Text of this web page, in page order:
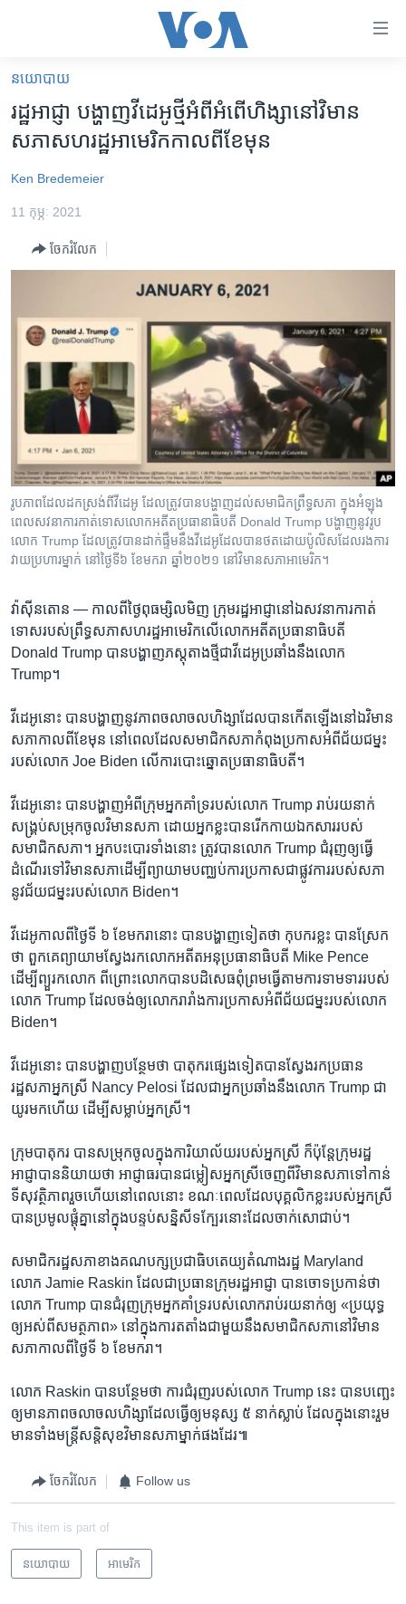
គេហទំព័រ​
ទាក់ទង
រំលង​
និង​
ទំព័រ​
សម្ព័ន្ធ​
និង​
ទៅ​
កាន់​
ទំព័រ​
រក
អន្តរជាតិ
ហេឡូវីអូអេ
កម្ពុជាច្នៃប្រតិដ្ឋ
ទូរទស្សន៍ / វីដេអូ​
កម្មវិធីទាំងអស់
Khmer English
បណ្តាញ​សង្គម
ភាសា
នយោបាយ
រដ្ឋអាជ្ញា បង្ហាញ​វីដេអូ​ថ្មី​អំពី​អំពើ​ហិង្សា​នៅ​វិមាន​
សភា​សហរដ្ឋ​អាមេរិក​កាលពី​ខែមុន
Ken Bredemeier
11 កុម្ភៈ 2021
ចែករំលែក
រូបភាពដែលដកស្រង់ពីវីដេអូ ដែល​ត្រូវបាន​បង្ហាញ​ដល់សមាជិក​ព្រឹទ្ធសភា ក្នុង​អំឡុង
ពេល​សវនាការ​កាត់ទោស​លោក​អតីត​ប្រធានាធិបតី Donald Trump បង្ហាញនូវរូប​
លោក Trump ដែលត្រូវបាន​ដាក់​ផ្ទឹមនឹង​វីដេអូ​ដែល​បានថត​ដោយ​ប៉ូលិស​ដែល​រងការ
វាយ​ប្រហារម្នាក់ នៅថ្ងៃទី៦ ខែមករា ឆ្នាំ២០២១ នៅវិមានសភាអាមេរិក។
វ៉ាស៊ីនតោន — កាលពី​ថ្ងៃ​ពុធ​ម្សិលមិញ ក្រុម​រដ្ឋអាជ្ញា​នៅឯ​សវនាការ​កាត់
ទោស​របស់​ព្រឹទ្ធសភា​សហរដ្ឋ​អាមេរិក​លើ​លោក​អតីត​ប្រធានាធិបតី
Donald Trump បាន​បង្ហាញ​ភស្តុតាង​ថ្មី​ជា​វីដេអូ​ប្រឆាំង​នឹង​លោក
Trump។
វីដេអូ​នោះ​ បាន​បង្ហាញ​នូវ​ភាព​ចលាចល​ហិង្សា​ដែល​បាន​កើតឡើង​នៅឯ​វិមាន​
សភា​កាលពី​ខែ​មុន នៅពេល​ដែល​សមាជិក​សភា​កំពុង​ប្រកាស​អំពី​ជ័យជម្នះ​
របស់​លោក Joe Biden លើ​ការ​បោះឆ្នោត​ប្រធានាធិបតី។
វីដេអូ​នោះ​ បាន​បង្ហាញ​អំពី​ក្រុម​អ្នក​គាំទ្រ​របស់​លោក Trump រាប់​រយ​នាក់
សង្គ្រប់​សម្រុក​ចូល​វិមាន​សភា ដោយ​អ្នក​ខ្លះ​បាន​រើ​កកាយ​ឯកសារ​របស់​
សមាជិក​សភា។ អ្នក​បះបោរ​ទាំង​នោះ ​ត្រូវ​បាន​លោក Trump ជំរុញ​ឲ្យ​ធ្វើ​
ដំណើរ​ទៅ​វិមាន​សភា​ដើម្បី​ព្យាយាម​បញ្ឈប់​ការ​ប្រកាស​ជា​ផ្លូវការ​របស់​សភា​
នូវ​ជ័យជម្នះ​របស់​លោក Biden។
វីដេអូ​កាលពី​ថ្ងៃ​ទី ៦ ខែ​មករា​នោះ បាន​បង្ហាញ​ទៀត​ថា កុបករ​ខ្លះ​ បាន​ស្រែក​
ថា ពួកគេ​ព្យាយាម​ស្វែងរក​លោក​អតីត​អនុ​ប្រធានាធិបតី Mike Pence
ដើម្បី​ព្យួរ​ក​លោក ពីព្រោះ​លោក​បាន​បដិសេធ​ពុំ​ព្រម​ធ្វើ​តាម​ការ​ទាមទារ​របស់​
លោក Trump ដែល​ចង់​ឲ្យ​លោក​រារាំង​ការ​ប្រកាស​អំពី​ជ័យជម្នះ​របស់​លោក
Biden។
វីដេអូ​នោះ​ បាន​បង្ហាញ​បន្ថែម​ថា បាតុករ​ផ្សេង​ទៀត​បាន​ស្វែងរក​ប្រធាន​
រដ្ឋសភា​អ្នកស្រី Nancy Pelosi ដែលជា​អ្នក​ប្រឆាំង​នឹង​លោក Trump ជា​
យូរ​មក​ហើយ ដើម្បី​សម្លាប់​អ្នកស្រី។
ក្រុម​បាតុករ​ បាន​សម្រុក​ចូល​ក្នុង​ការិយាល័យ​របស់​អ្នកស្រី ក៏​ប៉ុន្តែ​ក្រុម​រដ្ឋ
អាជ្ញា​បាន​និយាយ​ថា អាជ្ញាធរ​បាន​ជម្លៀស​អ្នកស្រី​ចេញពី​វិមាន​សភា​ទៅ​កាន់​
ទី​សុវត្ថិភាព​រួច​ហើយ​នៅ​ពេល​នោះ ខណៈ​ពេល​ដែល​បុគ្គលិក​ខ្លះ​របស់​អ្នកស្រី​
បាន​ប្រមូល​ផ្តុំ​គ្នា​នៅ​ក្នុង​បន្ទប់​សន្និសីទ​ក្បែរ​នោះ​ដែល​ចាក់​សោ​ជាប់។
សមាជិក​រដ្ឋសភា​ខាង​គណបក្ស​ប្រជាធិបតេយ្យ​តំណាង​រដ្ឋ Maryland
លោក Jamie Raskin ដែល​ជា​ប្រធាន​ក្រុម​រដ្ឋអាជ្ញា បាន​ចោទ​ប្រកាន់​ថា
លោក Trump បាន​ជំរុញ​ក្រុម​អ្នក​គាំទ្រ​របស់​លោក​រាប់​រយ​នាក់​ឲ្យ «ប្រយុទ្ធ​
ឲ្យ​អស់​ពី​សមត្ថភាព» នៅ​ក្នុង​ការ​តតាំង​ជាមួយ​នឹង​សមាជិក​សភា​នៅ​វិមាន​
សភា​កាលពី​ថ្ងៃ​ទី ៦ ខែ​មករា។
លោក Raskin បាន​បន្ថែម​ថា ការ​ជំរុញ​របស់​លោក Trump នេះ បាន​បញ្ឆេះ​
ឲ្យ​មាន​ភាព​ចលាចល​ហិង្សា​ដែល​ធ្វើ​ឲ្យ​មនុស្ស ៥ នាក់​ស្លាប់ ដែល​ក្នុង​នោះ​រួម​
មាន​ទាំង​មន្ត្រី​សន្តិសុខ​វិមាន​សភា​ម្នាក់​ផងដែរ៕
ចែករំលែក Follow us
This item is part of
នយោបាយ អាមេរិក​